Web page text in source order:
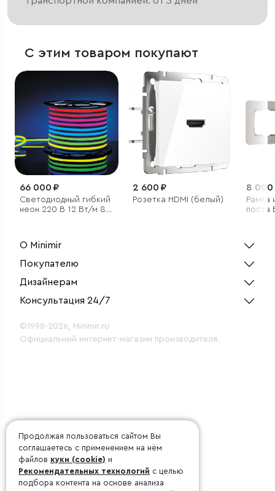
С этим товаром покупают
66 000 ₽
Светодиодный гибкий
неон 220 В 12 Вт/м 80
2 600 ₽
Розетка HDMI (белый)
8 000
Рамка
поста
О Minimir
Покупателю
Дизайнерам
Консультация 24/7
©1998-2026, Minimir.ru
Официальный интернет-магазин производителя.
Продолжая пользоваться сайтом Вы
соглашаетесь с применением на нём
файлов куки (cookie) и
Рекомендательных технологий с целью
подбора контента на основе анализа